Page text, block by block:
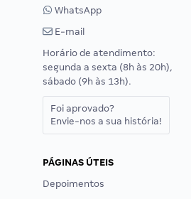
WhatsApp
E-mail
Horário de atendimento:
segunda a sexta (8h às 20h),
sábado (9h às 13h).
Foi aprovado?
Envie-nos a sua história!
PÁGINAS ÚTEIS
Depoimentos